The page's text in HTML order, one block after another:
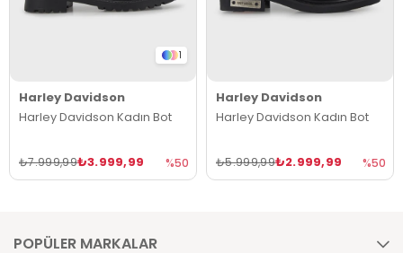
1
Harley Davidson
Harley Davidson Kadın Bot
₺3.999,99
₺7.999,99 %50
Harley Davidson
Harley Davidson Kadın Bot
₺2.999,99
₺5.999,99 %50
POPÜLER MARKALAR